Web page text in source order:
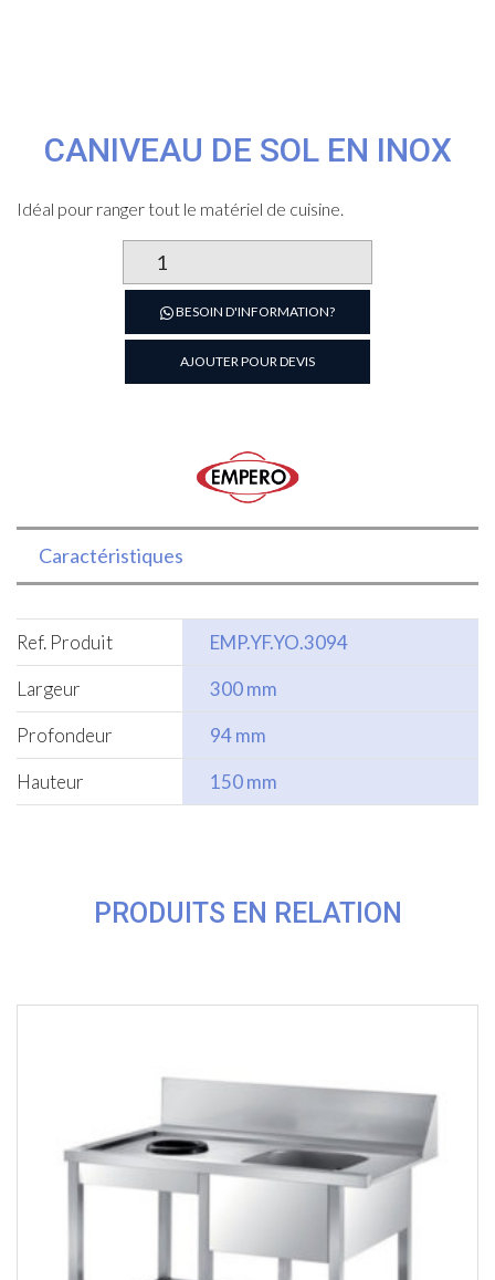
CANIVEAU DE SOL EN INOX
Idéal pour ranger tout le matériel de cuisine.
de
Caniveau
de
Sol
en
BESOIN D'INFORMATION?
AJOUTER POUR DEVIS
Caractéristiques
Ref. Produit
EMP.YF.YO.3094
Largeur
300 mm
Profondeur
94 mm
Hauteur
150 mm
PRODUITS EN RELATION